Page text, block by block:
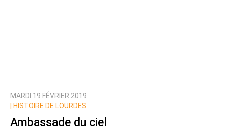
MARDI 19 FÉVRIER 2019
HISTOIRE DE LOURDES
Ambassade du ciel